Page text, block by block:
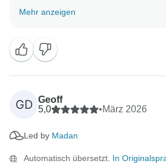
Maddy Ihre Reise interessant,
Sorgfalt, die sie mitbringen.
und wir hoffen, dass wir bald
Mehr anzeigen
GD Geoff
5,0
•März 2026
Led by Madan
Automatisch übersetzt. In